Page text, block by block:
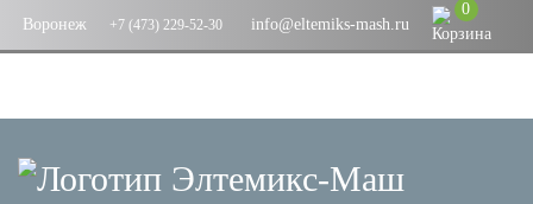
Воронеж +7 (473) 229-52-30 info@eltemiks-mash.ru
0